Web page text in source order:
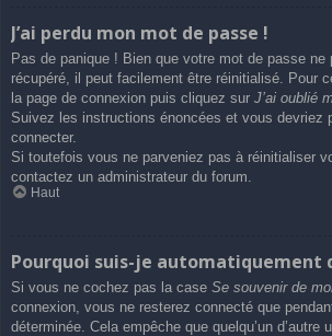
J’ai perdu mon mot de passe !
Pas de panique ! Bien que votre mot de passe ne
récupéré, il peut facilement être réinitialisé. Pour
la page de connexion puis cliquez sur J’ai oublié
Suivez les instructions énoncées et vous devriez
connecter.
Si toutefois vous ne parveniez pas à réinitialiser
contactez un administrateur du forum.
Haut
Pourquoi suis-je automatiquement
Si vous ne cochez pas la case Se souvenir de
connexion, vous ne resterez connecté que
déterminée. Cela empêche que quelqu’un d’autre